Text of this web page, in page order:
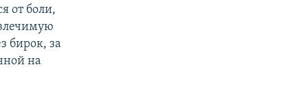
от боли,
бирок, за
на